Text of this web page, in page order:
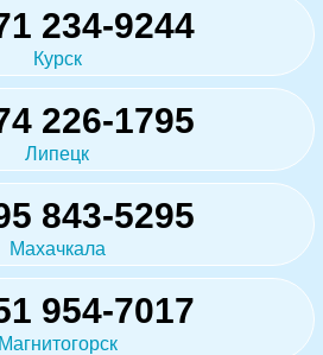
234-9244
Курск
226-1795
Липецк
843-5295
Махачкала
954-7017
Магнитогорск